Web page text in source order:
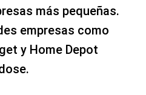
más pequeñas.
empresas como
y Home Depot